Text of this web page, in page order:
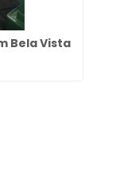
Bela Vista